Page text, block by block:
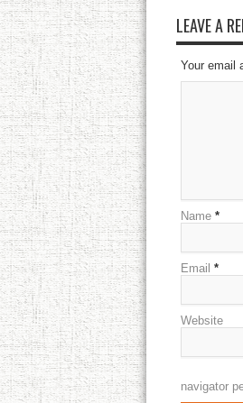
LEAVE A
Your email
Name *
Email *
Website
navigator